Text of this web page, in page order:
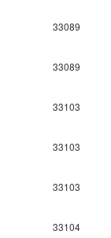
33089
33089
33103
33103
33103
33104